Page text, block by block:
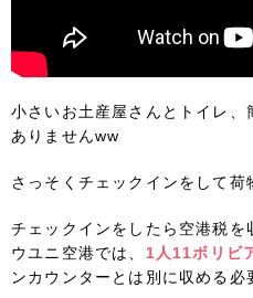
小さいお土産屋さんとトイレ
ありませんww
さっそくチェックインをして荷
チェックインをしたら空港税を
ウユニ空港では、 1人11ボリビ
ンカウンターとは別に収める必